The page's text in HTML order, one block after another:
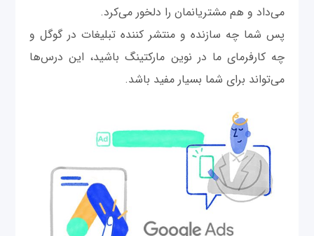
می‌داد و هم مشتریانمان را دلخور می‌کرد.
پس شما چه سازنده و منتشر کننده تبلیغات در گوگل و
چه کارفرمای ما در نوین مارکتینگ باشید، این درس‌ها
می‌تواند برای شما بسیار مفید باشد.